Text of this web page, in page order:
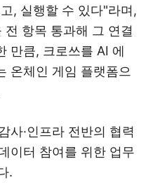
, 실행할 수 있다"라며,
항목 통과해 그 연결
만큼, 크로쓰를 AI 에
온체인 게임 플랫폼으
사·인프라 전반의 협력
이터 참여를 위한 업무
.